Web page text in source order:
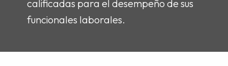
calificadas para el desempeño de sus
funcionales laborales.